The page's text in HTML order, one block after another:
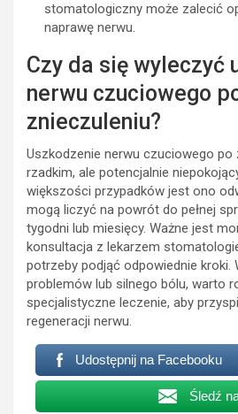
stomatologiczny może zalecić
naprawę nerwu.
Czy da się wyleczyć
nerwu czuciowego
znieczuleniu?
Uszkodzenie nerwu czuciowego po
rzadkim, ale potencjalnie
większości przypadków jest ono
mogą liczyć na powrót do pełnej
tygodni lub miesięcy. Ważne jest
konsultacja z lekarzem
potrzeby podjąć odpowiednie kroki.
problemów lub silnego bólu, warto
specjalistyczne leczenie, aby
regeneracji nerwu.
Udostępnij na Facebooku
Śledź